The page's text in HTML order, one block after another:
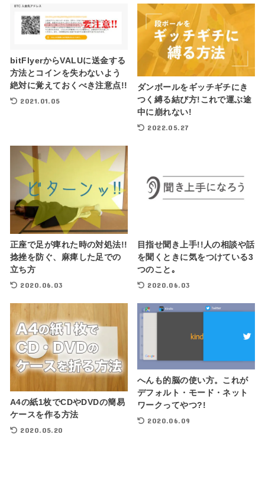
bitFlyerからVALUに送金する
方法とコインを失わないよう
絶対に覚えておくべき注意点!!
2021.01.05
ダンボールをギッチギチにき
つく縛る結び方!これで運ぶ途
中に崩れない!
2022.05.27
正座で足が痺れた時の対処法!!
捻挫を防ぐ、麻痺した足での
立ち方
2020.06.03
目指せ聞き上手!!人の相談や話
を聞くときに気をつけている3
つのこと｡
2020.06.03
A4の紙1枚でCDやDVDの簡易
ケースを作る方法
2020.05.20
へんも的脳の使い方。これが
デフォルト・モード・ネット
ワークってやつ?!
2020.06.09